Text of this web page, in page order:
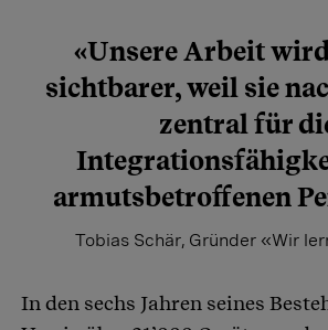
«Unsere Arbeit
sichtbarer, weil sie
zentral für
armutsbetroffenen
Tobias Schär, Gründer «Wir
In den sechs Jahren seines